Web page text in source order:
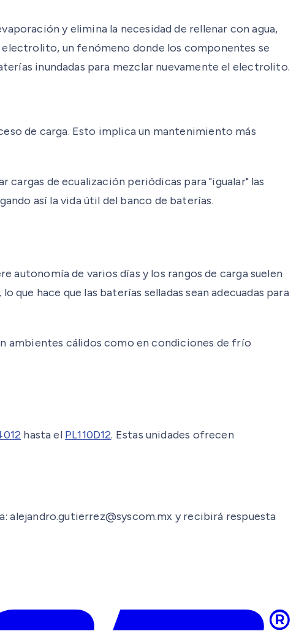
y elimina la necesidad de rellenar con agua,
un fenómeno donde los componentes se
inundadas para mezclar nuevamente el electrolito.
de carga. Esto implica un mantenimiento más
de ecualización periódicas para "igualar" las
así la vida útil del banco de baterías.
autonomía de varios días y los rangos de carga suelen
que hace que las baterías selladas sean adecuadas para
ambientes cálidos como en condiciones de frío
hasta el PL110D12. Estas unidades ofrecen
alejandro.gutierrez@syscom.mx y recibirá respuesta